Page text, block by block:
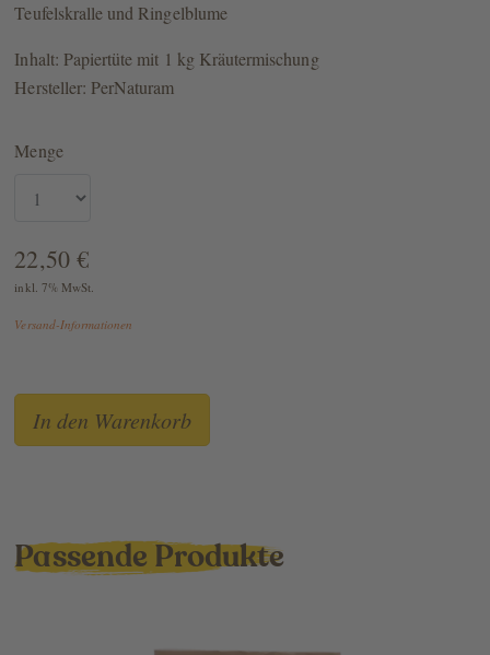
Teufelskralle und Ringelblume
Inhalt: Papiertüte mit 1 kg Kräutermischung
Hersteller: PerNaturam
Menge
22,50 €
inkl. 7% MwSt.
Versand-Informationen
Passende Produkte